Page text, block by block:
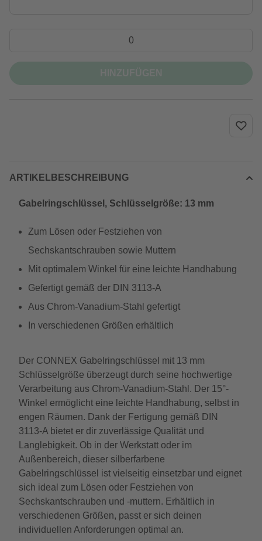
ARTIKELBESCHREIBUNG
Gabelringschlüssel, Schlüsselgröße: 13 mm
Zum Lösen oder Festziehen von
Sechskantschrauben sowie Muttern
Mit optimalem Winkel für eine leichte Handhabung
Gefertigt gemäß der DIN 3113-A
Aus Chrom-Vanadium-Stahl gefertigt
In verschiedenen Größen erhältlich
Der CONNEX Gabelringschlüssel mit 13 mm
Schlüsselgröße überzeugt durch seine hochwertige
Verarbeitung aus Chrom-Vanadium-Stahl. Der 15°-
Winkel ermöglicht eine leichte Handhabung, selbst in
engen Räumen. Dank der Fertigung gemäß DIN
3113-A bietet er dir zuverlässige Qualität und
Langlebigkeit. Ob in der Werkstatt oder im
Außenbereich, dieser silberfarbene
Gabelringschlüssel ist vielseitig einsetzbar und eignet
sich ideal zum Lösen oder Festziehen von
Sechskantschrauben und -muttern. Erhältlich in
verschiedenen Größen, passt er sich deinen
individuellen Anforderungen optimal an.